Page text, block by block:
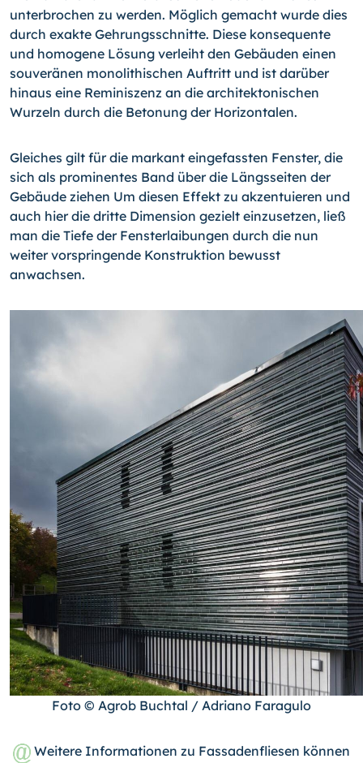
unterbrochen zu werden. Möglich gemacht wurde dies
durch exakte Gehrungsschnitte. Diese konsequente
und homogene Lösung verleiht den Gebäuden einen
souveränen monolithischen Auftritt und ist darüber
hinaus eine Reminiszenz an die architektonischen
Wurzeln durch die Betonung der Horizontalen.
Gleiches gilt für die markant eingefassten Fenster, die
sich als prominentes Band über die Längsseiten der
Gebäude ziehen Um diesen Effekt zu akzentuieren und
auch hier die dritte Dimension gezielt einzusetzen, ließ
man die Tiefe der Fensterlaibungen durch die nun
weiter vorspringende Konstruktion bewusst
anwachsen.
Foto © Agrob Buchtal / Adriano Faragulo
Weitere Informationen zu Fassadenfliesen können